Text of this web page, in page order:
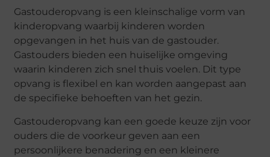
Gastouderopvang is een kleinschalige vorm van
kinderopvang waarbij kinderen worden
opgevangen in het huis van de gastouder.
Gastouders bieden een huiselijke omgeving
waarin kinderen zich snel thuis voelen. Dit type
opvang is flexibel en kan worden aangepast aan
de specifieke behoeften van het gezin.
Gastouderopvang kan een goede keuze zijn voor
ouders die de voorkeur geven aan een
persoonlijkere benadering en een kleinere